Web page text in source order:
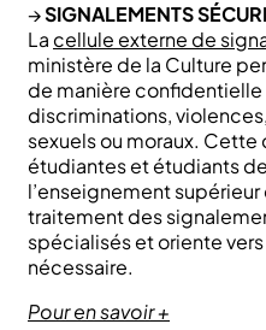
→SIGNALEMENTS
La cellule externe de
ministère de la Culture
de manière
discriminations,
sexuels ou moraux.
étudiantes et étudiants
l’enseignement
traitement des
spécialisés et oriente
nécessaire.
Pour en savoir +